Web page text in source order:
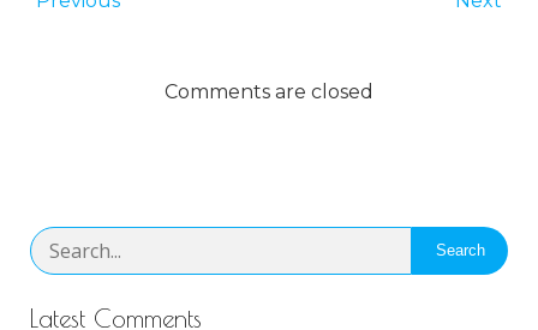
Comments are closed
Search
Latest Comments